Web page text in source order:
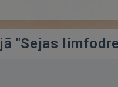
"Sejas